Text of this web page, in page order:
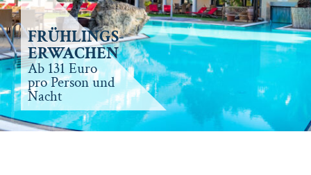
FRÜHLINGS-
ERWACHEN
Ab 131 Euro
pro Person und
Nacht